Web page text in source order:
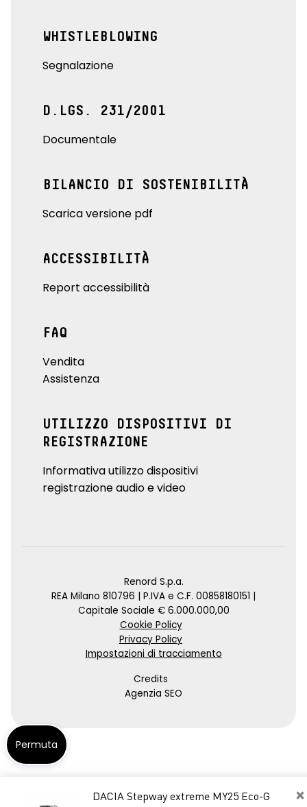
×
DACIA Stepway extreme MY25 Eco-G
WHISTLEBLOWING
Segnalazione
D.LGS. 231/2001
Documentale
BILANCIO DI SOSTENIBILITÀ
Scarica versione pdf
ACCESSIBILITÀ
Report accessibilità
FAQ
Vendita
Assistenza
UTILIZZO DISPOSITIVI DI
REGISTRAZIONE
Informativa utilizzo dispositivi
registrazione audio e video
Renord S.p.a.
REA Milano 810796 | P.IVA e C.F. 00858180151 |
Capitale Sociale € 6.000.000,00
Cookie Policy
Privacy Policy
Impostazioni di tracciamento
Credits
Agenzia SEO
Permuta